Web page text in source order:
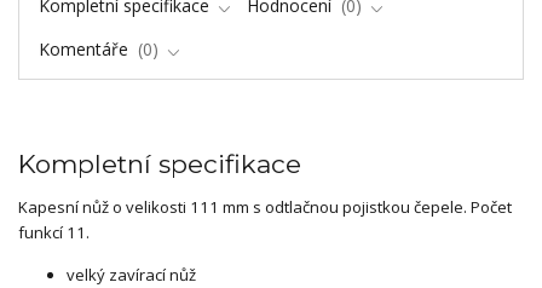
Kompletní specifikace Hodnocení
0
Komentáře
0
Kompletní specifikace
Kapesní nůž o velikosti 111 mm s odtlačnou pojistkou čepele. Počet
funkcí 11.
velký zavírací nůž